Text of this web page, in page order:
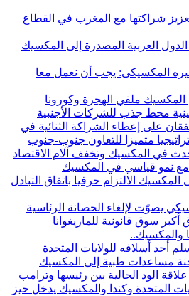
شراكتها مع المغرب في القطاع
العربية المصدرة إلى المكسيك
المكسيكى: يجب أن نعمل معا
ملفي الهجرة وكورونا
محط جذب للشركات الأجنبية
على إعطاء الشراكة الثنائية في
متميزا للتعاون جنوب-جنوب
في المكسيك وتخفف آلام الاقتصاد
نمو قياسي في المكسيك
الالتزام حرفيا باتفاق التبادل
يصوّت لإلغاء الحصانة الرئاسية
سوق قانونية للماريغوانا
والمكسيك..
أحد أسلافه للولايات المتحدة
مساعدات طبية إلى المكسيك
الود الحالية بين رئيسها وترامب
المتحدة وكندا والمكسيك يدخل حيز